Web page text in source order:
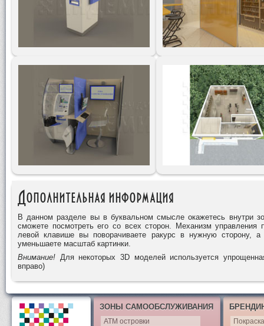
Дополнительная информация
В данном разделе вы в буквальном смысле окажетесь внутри
сможете посмотреть его со всех сторон. Механизм
левой клавише вы поворачиваете ракурс в нужную сторону,
уменьшаете масштаб картинки.
Внимание! Для некоторых 3D моделей используется
вправо)
ЗОНЫ САМООБСЛУЖИВАНИЯ
АТМ островки
Покраска